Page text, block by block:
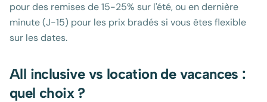
pour des remises de 15-25% sur l'été, ou en dernière
minute (J-15) pour les prix bradés si vous êtes flexible
sur les dates.
All inclusive vs location de vacances :
quel choix ?